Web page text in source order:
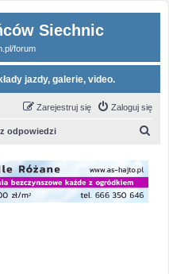
Siechnic
forum
jazdy, galerie, video.
Zaloguj się
Zarejestruj się
odpowiedzi